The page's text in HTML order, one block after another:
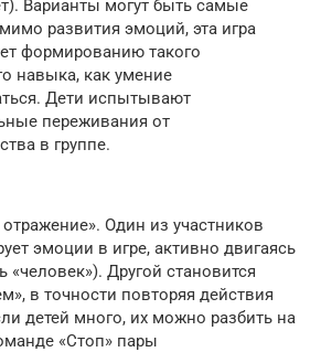
Варианты могут быть самые
развития эмоций, эта игра
формированию такого
навыка, как умение
Дети испытывают
переживания от
в группе.
Один из участников
эмоции в игре, активно двигаясь
«человек»). Другой становится
в точности повторяя действия
детей много, их можно разбить на
«Стоп» пары